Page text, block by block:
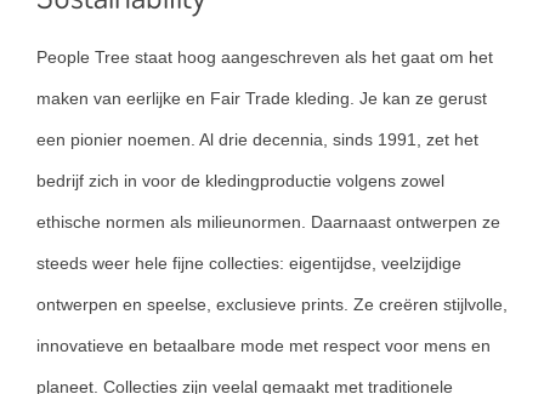
People Tree staat hoog aangeschreven als het gaat om het
maken van eerlijke en Fair Trade kleding. Je kan ze gerust
een pionier noemen. Al drie decennia, sinds 1991, zet het
bedrijf zich in voor de kledingproductie volgens zowel
ethische normen als milieunormen. Daarnaast ontwerpen ze
steeds weer hele fijne collecties: eigentijdse, veelzijdige
ontwerpen en speelse, exclusieve prints. Ze creëren stijlvolle,
innovatieve en betaalbare mode met respect voor mens en
planeet. Collecties zijn veelal gemaakt met traditionele